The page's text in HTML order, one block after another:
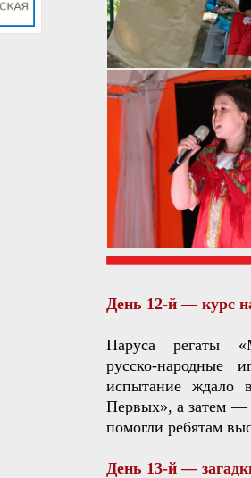
День 12‑й — курс
Паруса регаты
русско‑народные
испытание ждало
Первых», а затем —
помогли ребятам
День 13‑й —